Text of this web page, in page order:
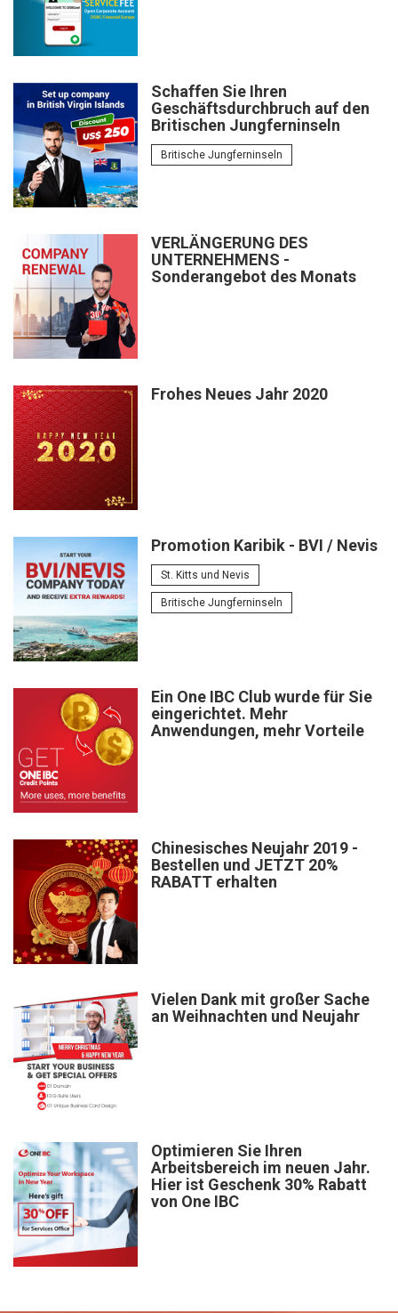
Schaffen Sie Ihren
Geschäftsdurchbruch auf den
Britischen Jungferninseln
Britische Jungferninseln
VERLÄNGERUNG DES
UNTERNEHMENS -
Sonderangebot des Monats
Frohes Neues Jahr 2020
Promotion Karibik - BVI / Nevis
St. Kitts und Nevis
Britische Jungferninseln
Ein One IBC Club wurde für Sie
eingerichtet. Mehr
Anwendungen, mehr Vorteile
Chinesisches Neujahr 2019 -
Bestellen und JETZT 20%
RABATT erhalten
Vielen Dank mit großer Sache
an Weihnachten und Neujahr
Optimieren Sie Ihren
Arbeitsbereich im neuen Jahr.
Hier ist Geschenk 30% Rabatt
von One IBC